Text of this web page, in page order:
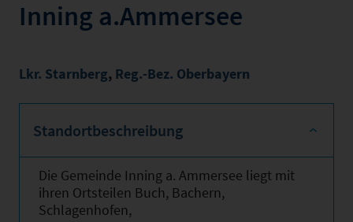
Inning a.Ammersee
Lkr. Starnberg, Reg.-Bez. Oberbayern
Standortbeschreibung
Die Gemeinde Inning a. Ammersee liegt mit
ihren Ortsteilen Buch, Bachern,
Schlagenhofen,